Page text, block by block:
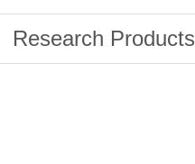
Research Products